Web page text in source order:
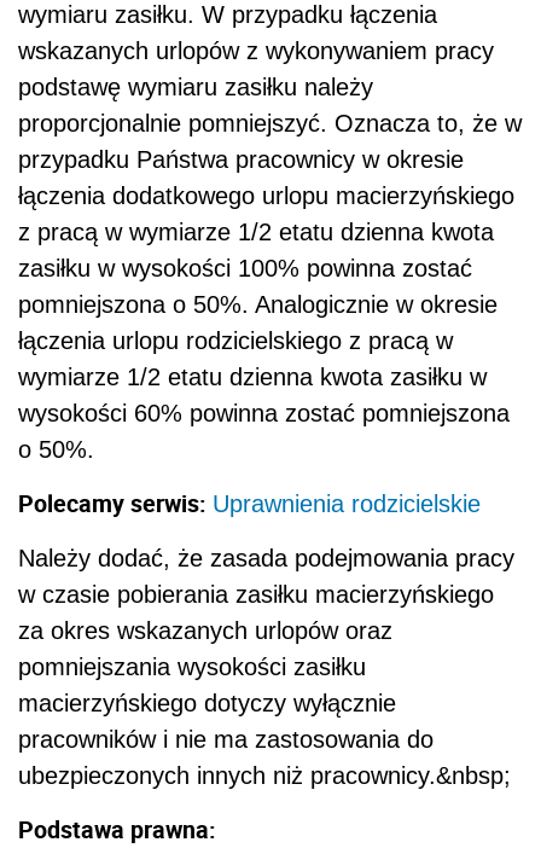
wymiaru zasiłku. W przypadku łączenia
wskazanych urlopów z wykonywaniem pracy
podstawę wymiaru zasiłku należy
proporcjonalnie pomniejszyć. Oznacza to, że w
przypadku Państwa pracownicy w okresie
łączenia dodatkowego urlopu macierzyńskiego
z pracą w wymiarze 1/2 etatu dzienna kwota
zasiłku w wysokości 100% powinna zostać
pomniejszona o 50%. Analogicznie w okresie
łączenia urlopu rodzicielskiego z pracą w
wymiarze 1/2 etatu dzienna kwota zasiłku w
wysokości 60% powinna zostać pomniejszona
o 50%.
Polecamy serwis: Uprawnienia rodzicielskie
Należy dodać, że zasada podejmowania pracy
w czasie pobierania zasiłku macierzyńskiego
za okres wskazanych urlopów oraz
pomniejszania wysokości zasiłku
macierzyńskiego dotyczy wyłącznie
pracowników i nie ma zastosowania do
ubezpieczonych innych niż pracownicy.&nbsp;
Podstawa prawna: